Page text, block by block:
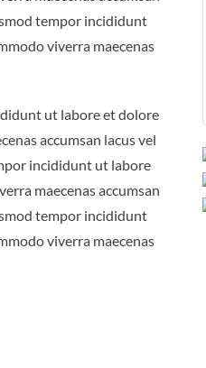
tempor incididunt
viverra maecenas
ut labore et dolore
accumsan lacus vel
incididunt ut labore
maecenas accumsan
tempor incididunt
viverra maecenas